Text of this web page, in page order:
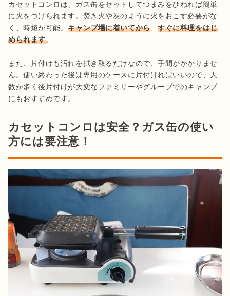
カセットコンロは、ガス缶をセットしてつまみをひねれば簡単
に火をつけられます。焚き火や炭のように火をおこす必要がな
く、時短が可能。キャンプ場に着いてから、すぐに料理をはじ
められます。
また、片付けも汚れを拭き取るだけなので、手間がかかりませ
ん。使い終わった後は専用のケースに片付ければいいので、人
数が多く後片付けが大変なファミリーやグループでのキャンプ
にもおすすめです。
カセットコンロは安全？ガス缶の使い
方には要注意！